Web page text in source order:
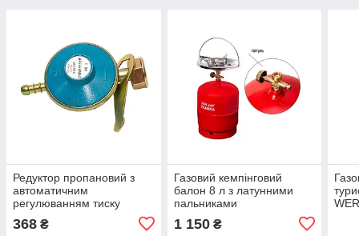
Редуктор пропановий з
автоматичним
регулюванням тиску
368 ₴
Газовий кемпінговий
балон 8 л з латунними
пальниками
1 150₴